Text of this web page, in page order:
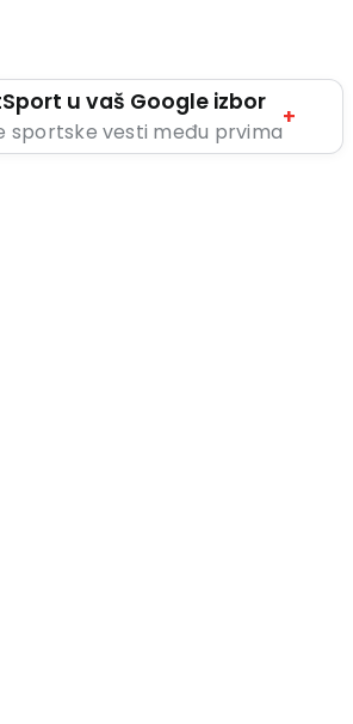
u vaš Google izbor
sportske vesti među prvima
+